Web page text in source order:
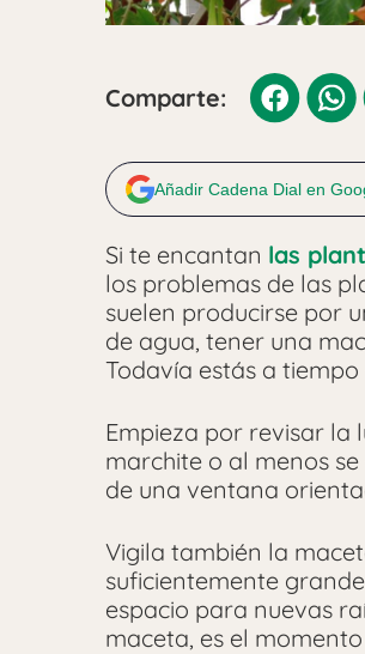
Comparte:
Añadir Cadena Dial en
Si te encantan las
los problemas de las
suelen producirse por
de agua, tener una
Todavía estás a
Empieza por revisar la
marchite o al menos
de una ventana
Vigila también la
suficientemente
espacio para nuevas
maceta, es el